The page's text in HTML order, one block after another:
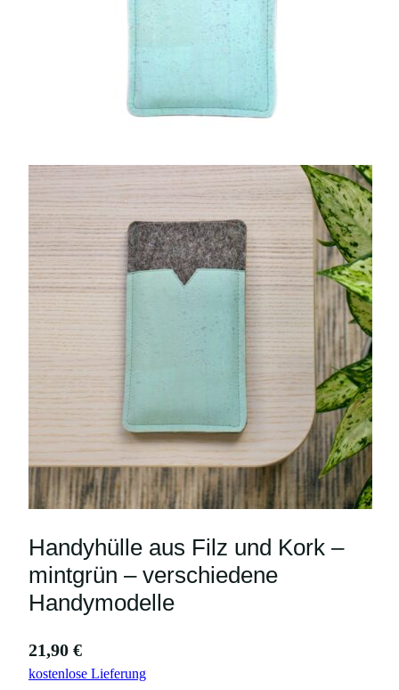
Handyhülle aus Filz und Kork –
mintgrün – verschiedene
Handymodelle
21,90 €
kostenlose Lieferung